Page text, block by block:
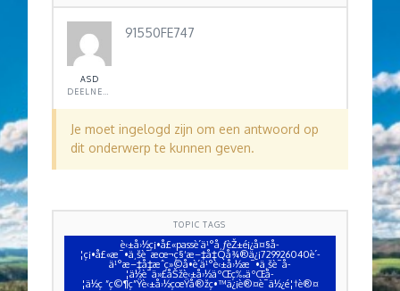
ASD
91550FE747
Je moet ingelogd zijn om een antwoord op
dit onderwerp te kunnen geven.
TOPIC TAGS
è‹±å›½ç¡•å£«passè´­ä¹°å¸ƒèŽ±é¡¿å¤§å­
¦ç¡•å£«æ¯•ä¸šè¯æœ¬ç§‘æ–‡å‡­Qå¾®ä¿¡729926040è´­
ä¹°æ–‡å‡­æˆç»©å•è´­ä¹°è‹±å›½æ¯•ä¸šè¯å­
¦ä½è¯ä»£åŠžè‹±å›½äºŒç­‰äºŒå­
¦ä½ç ”ç©¶ç”Ÿè‹±å›½çœŸå®žç•™ä¿¡è®¤è¯ä½¿é¦†è®¤